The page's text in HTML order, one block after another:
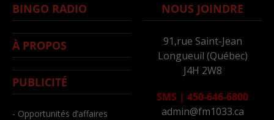
BINGO RADIO
À PROPOS
PUBLICITÉ
- Opportunités d’affaires
NOUS JOINDRE
91,rue Saint-Jean
Longueuil (Québec)
J4H 2W8
SMS | 450-646-6800
admin@fm1033.ca